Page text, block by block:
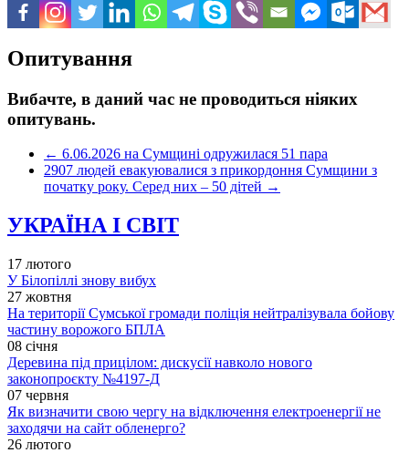
Опитування
Вибачте, в даний час не проводиться ніяких
опитувань.
← 6.06.2026 на Сумщині одружилася 51 пара
2907 людей евакуювалися з прикордоння Сумщини з
початку року. Серед них – 50 дітей →
УКРАЇНА І СВІТ
17 лютого
У Білопіллі знову вибух
27 жовтня
На території Сумської громади поліція нейтралізувала бойову
частину ворожого БПЛА
08 січня
Деревина під прицілом: дискусії навколо нового
законопроєкту №4197-Д
07 червня
Як визначити свою чергу на відключення електроенергії не
заходячи на сайт обленерго?
26 лютого